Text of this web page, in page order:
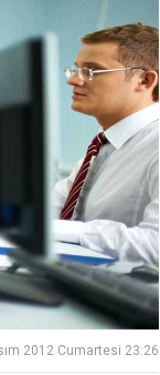
2012 Cumartesi 23:26